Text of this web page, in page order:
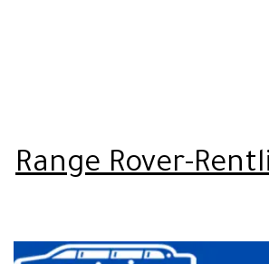
Range Rover-